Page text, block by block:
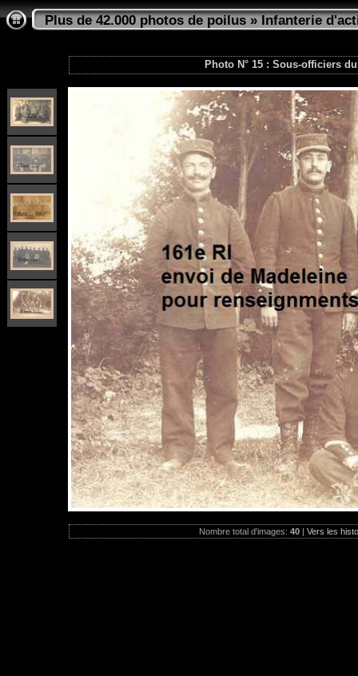
Plus de 42.000 photos de poilus»Infanterie
Photo N° 15 : Sous-officiers
Nombre total d'images: 40 | Vers les